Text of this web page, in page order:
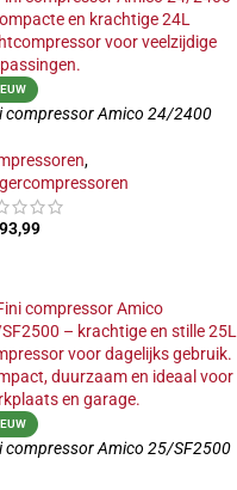
compressor Amico 24/2400
,
compressor Amico 25/SF2500